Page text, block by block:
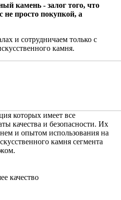
камень - залог того, что
не просто покупкой, а
и сотрудничаем только с
камня.
которых имеет все
качества и безопасности. Их
и опытом использования на
камня сегмента
качество